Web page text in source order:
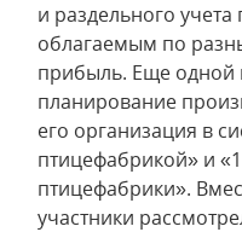
и раздельного
облагаемым по
прибыль. Еще одной
планирование
его организация в
птицефабрикой» и
птицефабрики».
участники